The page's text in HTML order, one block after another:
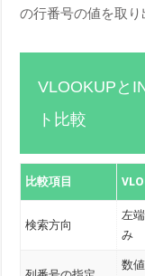
の行番号の値を取り
VLOOKUPと
ト比較
比較項目
検索方向
左
み
数